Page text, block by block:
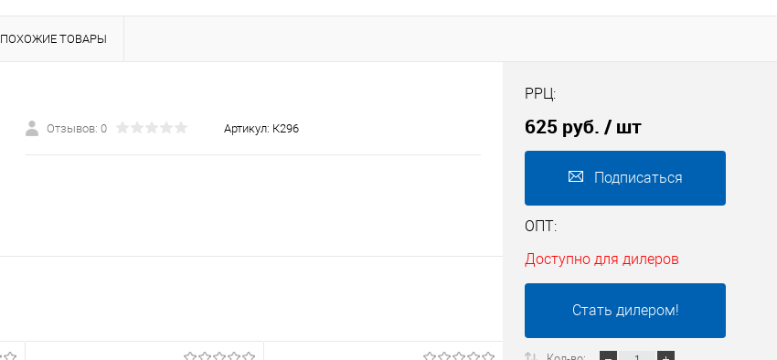
ПОХОЖИЕ ТОВАРЫ
Отзывов: 0 Артикул: К296
РРЦ:
625 руб. / шт
Подписаться
ОПТ:
Доступно для дилеров
Стать дилером!